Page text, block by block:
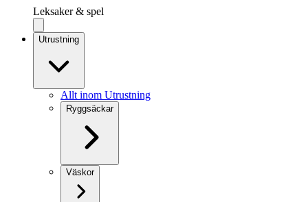
Leksaker & spel
Utrustning
Allt inom Utrustning
Ryggsäckar
Väskor